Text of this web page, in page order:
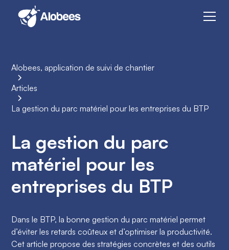
Alobees, application de suivi de chantier
Articles
La gestion du parc matériel pour les entreprises du BTP
La gestion du parc
matériel pour les
entreprises du BTP
Dans le BTP, la bonne gestion du parc matériel permet
d’éviter les retards coûteux et d’optimiser la productivité.
Cet article propose des stratégies concrètes et des outils